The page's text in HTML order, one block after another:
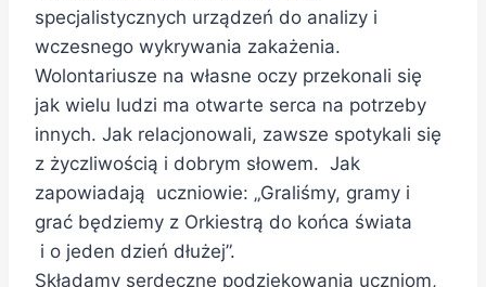
specjalistycznych urządzeń do analizy i
wczesnego wykrywania zakażenia.
Wolontariusze na własne oczy przekonali się
jak wielu ludzi ma otwarte serca na potrzeby
innych. Jak relacjonowali, zawsze spotykali się
z życzliwością i dobrym słowem. Jak
zapowiadają uczniowie: „Graliśmy, gramy i
grać będziemy z Orkiestrą do końca świata
i o jeden dzień dłużej”.
Składamy serdeczne podziękowania uczniom,